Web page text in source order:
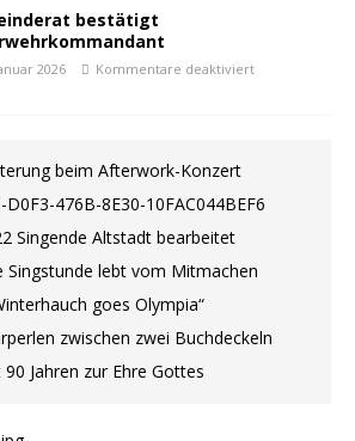
bestätigt
2026 Kommentare deaktiviert